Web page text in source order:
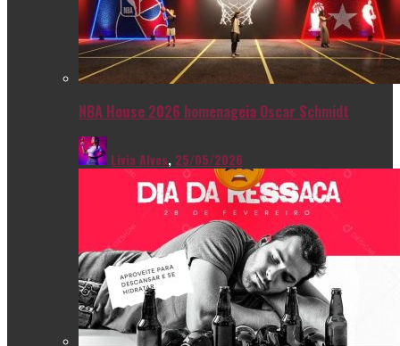
NBA House 2026 homenageia Oscar Schmidt
Livia Alves, 25/05/2026